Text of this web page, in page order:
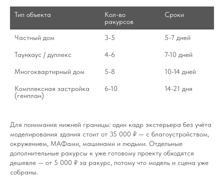
Тип объекта
Кол-во
ракурсов
Сроки
Частный дом 3-5 5-7 дней
Таунхаус / дуплекс 4-6 7-10 дней
Многоквартирный дом 5-8 10-14 дней
Комплексная застройка
(генплан)
6-10 14-21 дня
Для понимания нижней границы: один кадр экстерьера без учёта
моделирования здания стоит от 35 000 ₽ — с благоустройством,
окружением, МАФами, машинами и людьми. Отдельные
дополнительные ракурсы к уже готовому проекту обходятся
дешевле — от 5 000 ₽ за ракурс, потому что модель и сцена уже
собраны.